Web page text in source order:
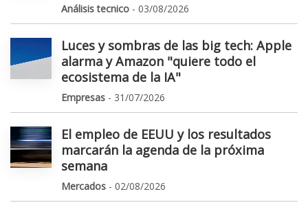
Análisis tecnico - 03/08/2026
Luces y sombras de las big tech: Apple
alarma y Amazon "quiere todo el
ecosistema de la IA"
Empresas - 31/07/2026
El empleo de EEUU y los resultados
marcarán la agenda de la próxima
semana
Mercados - 02/08/2026